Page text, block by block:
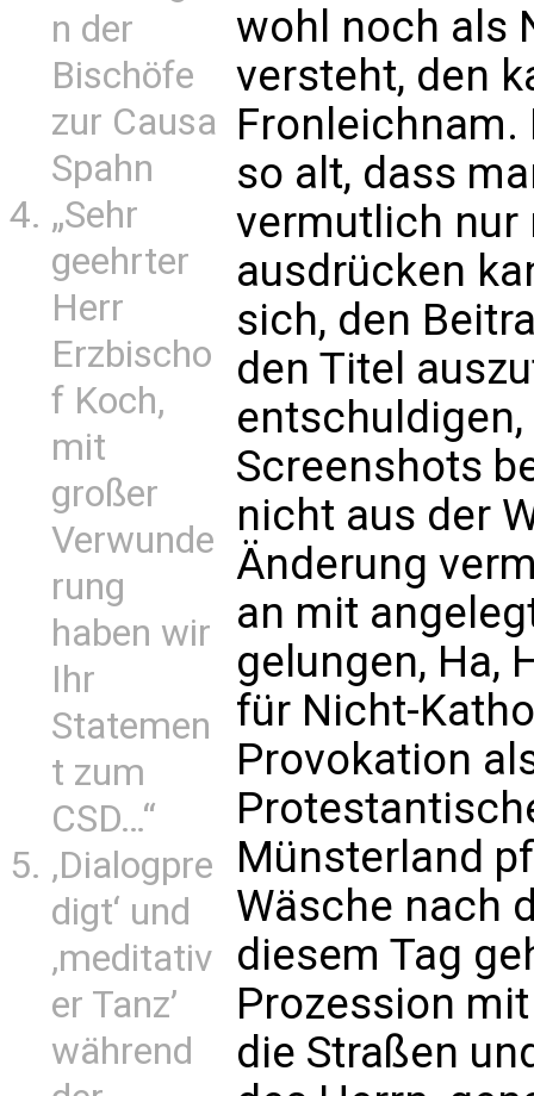
n der
Bischöfe
zur Causa
Spahn
„Sehr
geehrter
Herr
Erzbischo
f Koch,
mit
großer
Verwunde
rung
haben wir
Ihr
Statemen
t zum
CSD…“
‚Dialogpre
digt‘ und
‚meditativ
er Tanz’
während
wohl noch als
versteht, den
Fronleichnam.
so alt, dass
vermutlich nur
ausdrücken
sich, den
den Titel
Screenshots
nicht aus der
Änderung
an mit
gelungen, Ha,
für Nicht-
Provokation
Münsterland
Wäsche nach
diesem Tag
Prozession
die Straßen